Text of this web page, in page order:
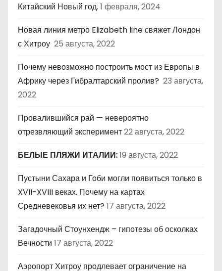
Китайский Новый год. 1 февраля, 2024
Новая линия метро Elizabeth line свяжет Лондон
с Хитроу 25 августа, 2022
Почему невозможно построить мост из Европы в
Африку через Гибралтарский пролив? 23 августа,
2022
Провалившийся рай — невероятно
отрезвляющий эксперимент22 августа, 2022
БЕЛЫЕ ПЛЯЖИ ИТАЛИИ:19 августа, 2022
Пустыни Сахара и Гоби могли появиться только в
XVII-XVIII веках. Почему на картах
Средневековья их нет? 17 августа, 2022
Загадочный Стоунхендж – гипотезы об осколках
Вечности 17 августа, 2022
Аэропорт Хитроу продлевает ограничение на